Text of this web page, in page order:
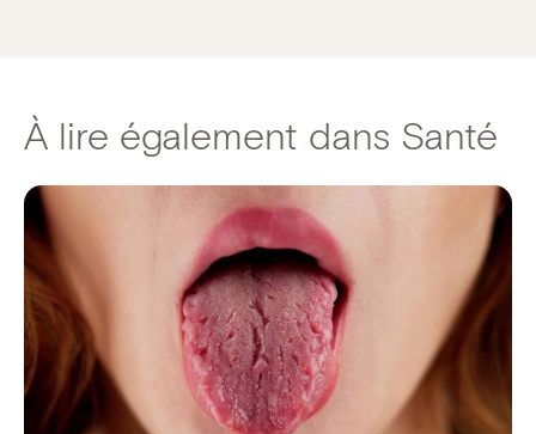
À lire également dans Santé